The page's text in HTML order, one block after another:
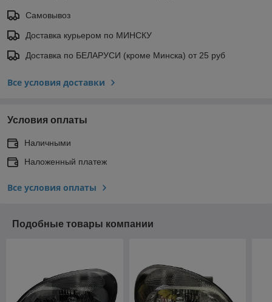
Самовывоз
Доставка курьером по МИНСКУ
Доставка по БЕЛАРУСИ (кроме Минска) от 25 руб
Все условия доставки
Условия оплаты
Наличными
Наложенный платеж
Все условия оплаты
Подобные товары компании